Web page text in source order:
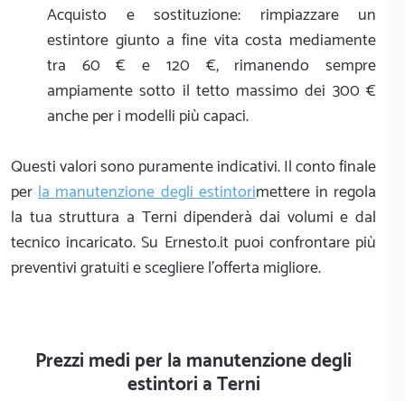
Acquisto e sostituzione: rimpiazzare un
estintore giunto a fine vita costa mediamente
tra 60 € e 120 €, rimanendo sempre
ampiamente sotto il tetto massimo dei 300 €
anche per i modelli più capaci.
Questi valori sono puramente indicativi. Il conto finale
perla manutenzione degli estintorimettere in regola
la tua struttura a Terni dipenderà dai volumi e dal
tecnico incaricato. Su Ernesto.it puoi confrontare più
preventivi gratuiti e scegliere l'offerta migliore.
Prezzi medi per la manutenzione degli
estintori a Terni